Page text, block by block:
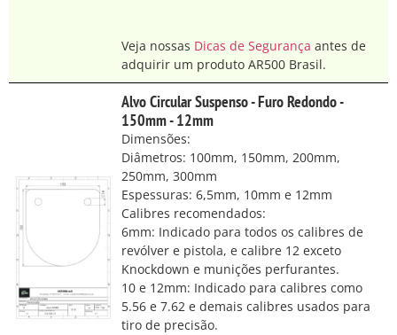
Veja nossas Dicas de Segurança antes de
adquirir um produto AR500 Brasil.
Alvo Circular Suspenso - Furo Redondo -
150mm - 12mm
Dimensões:
Diâmetros: 100mm, 150mm, 200mm,
250mm, 300mm
Espessuras: 6,5mm, 10mm e 12mm
Calibres recomendados:
6mm: Indicado para todos os calibres de
revólver e pistola, e calibre 12 exceto
Knockdown e munições perfurantes.
10 e 12mm: Indicado para calibres como
5.56 e 7.62 e demais calibres usados para
tiro de precisão.